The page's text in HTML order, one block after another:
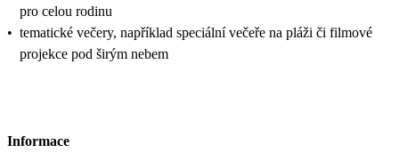
pro celou rodinu
• tematické večery, například speciální večeře na pláži či filmové
projekce pod širým nebem
Informace